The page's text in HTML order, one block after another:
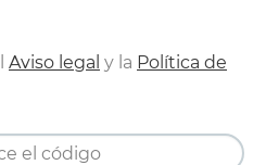
Aviso legal y la Política de